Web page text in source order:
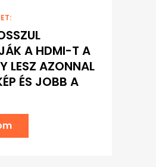
A HDMI-T A
LESZ AZONNAL
ÉS JOBB A